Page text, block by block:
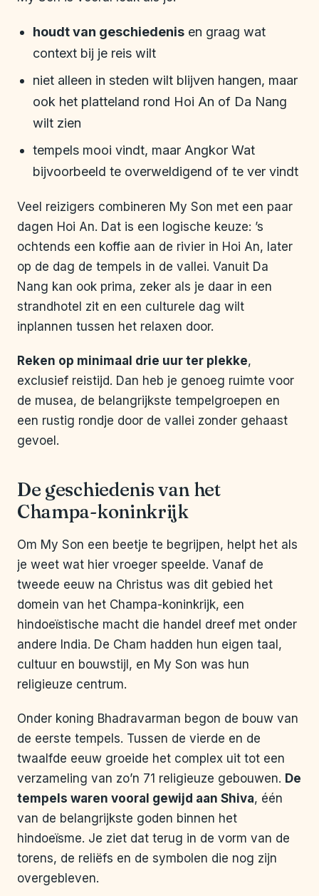
houdt van geschiedenis en graag wat
context bij je reis wilt
niet alleen in steden wilt blijven hangen, maar
ook het platteland rond Hoi An of Da Nang
wilt zien
tempels mooi vindt, maar Angkor Wat
bijvoorbeeld te overweldigend of te ver vindt
Veel reizigers combineren My Son met een paar
dagen Hoi An. Dat is een logische keuze: ’s
ochtends een koffie aan de rivier in Hoi An, later
op de dag de tempels in de vallei. Vanuit Da
Nang kan ook prima, zeker als je daar in een
strandhotel zit en een culturele dag wilt
inplannen tussen het relaxen door.
Reken op minimaal drie uur ter plekke,
exclusief reistijd. Dan heb je genoeg ruimte voor
de musea, de belangrijkste tempelgroepen en
een rustig rondje door de vallei zonder gehaast
gevoel.
De geschiedenis van het
Champa-koninkrijk
Om My Son een beetje te begrijpen, helpt het als
je weet wat hier vroeger speelde. Vanaf de
tweede eeuw na Christus was dit gebied het
domein van het Champa-koninkrijk, een
hindoeïstische macht die handel dreef met onder
andere India. De Cham hadden hun eigen taal,
cultuur en bouwstijl, en My Son was hun
religieuze centrum.
Onder koning Bhadravarman begon de bouw van
de eerste tempels. Tussen de vierde en de
twaalfde eeuw groeide het complex uit tot een
verzameling van zo’n 71 religieuze gebouwen. De
tempels waren vooral gewijd aan Shiva, één
van de belangrijkste goden binnen het
hindoeïsme. Je ziet dat terug in de vorm van de
torens, de reliëfs en de symbolen die nog zijn
overgebleven.